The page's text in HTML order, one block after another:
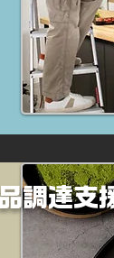
調達支